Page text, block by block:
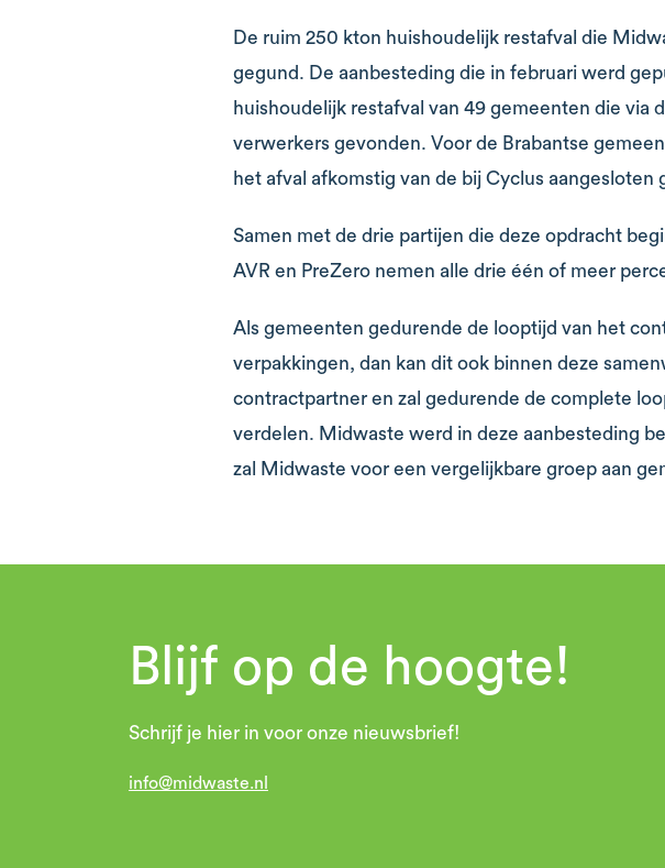
De ruim 250 kton huishoudelijk restafval die
gegund. De aanbesteding die in februari werd
huishoudelijk restafval van 49 gemeenten die
verwerkers gevonden. Voor de Brabantse
het afval afkomstig van de bij Cyclus aangesloten
Samen met de drie partijen die deze opdracht
AVR en PreZero nemen alle drie één of meer
Als gemeenten gedurende de looptijd van het
verpakkingen, dan kan dit ook binnen deze
contractpartner en zal gedurende de complete
verdelen. Midwaste werd in deze aanbesteding
zal Midwaste voor een vergelijkbare groep aan
Blijf op de hoogte!
Schrijf je hier in voor onze nieuwsbrief!
info@midwaste.nl